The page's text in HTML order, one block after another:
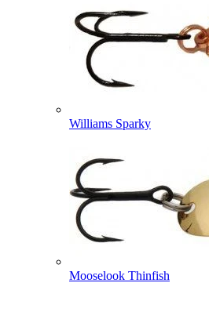
Williams Sparky
Mooselook Thinfish